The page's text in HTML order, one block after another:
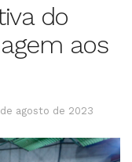
do
aos
agosto de 2023